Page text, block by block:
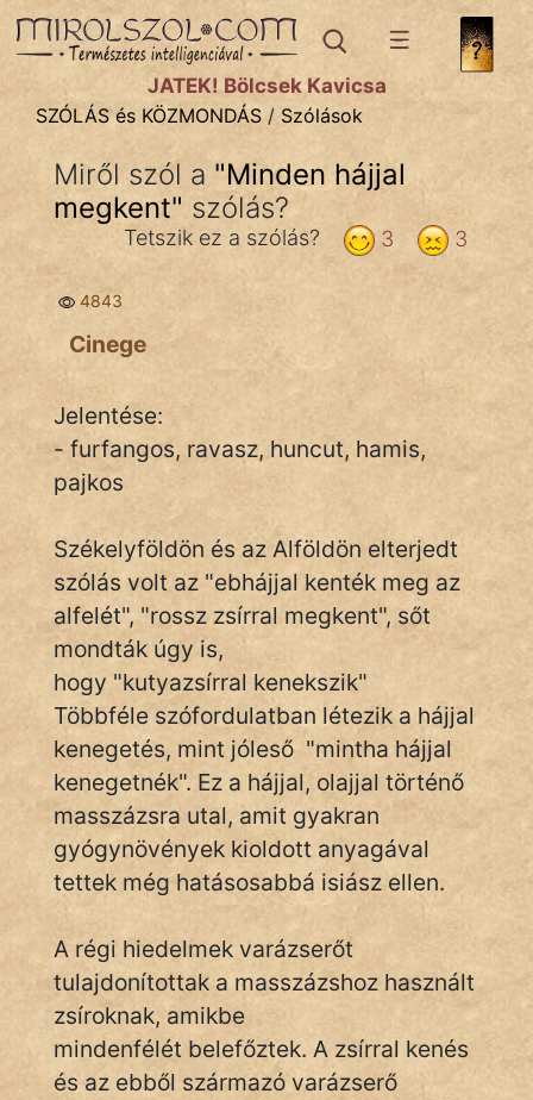
SZÓLÁS ÉS KÖZMONDÁStémák:
Bibliai
Közmondások
Szállóigék
Szóláscsoportok
Szólások
Tréfás
IRODALOM
SZÓLÁS
És
KÖZMONDÁS
PSZICHO
ZENE
FILM
ÉLETMÓD
MAGYARSÁG
És
TÖRTÉNELEM
JÁTÉK! Bölcsek Kavicsa
SZÓLÁS és KÖZMONDÁS / Szólások
Miről szól a "Minden hájjal
megkent" szólás?
3
3
Tetszik ez a szólás?
4843
Cinege
Jelentése:
- furfangos, ravasz, huncut, hamis,
pajkos
Székelyföldön és az Alföldön elterjedt
szólás volt az "ebhájjal kenték meg az
alfelét", "rossz zsírral megkent", sőt
mondták úgy is,
hogy "kutyazsírral kenekszik"
Többféle szófordulatban létezik a hájjal
kenegetés, mint jóleső "mintha hájjal
kenegetnék". Ez a hájjal, olajjal történő
masszázsra utal, amit gyakran
gyógynövények kioldott anyagával
tettek még hatásosabbá isiász ellen.
A régi hiedelmek varázserőt
tulajdonítottak a masszázshoz használt
zsíroknak, amikbe
mindenfélét belefőztek. A zsírral kenés
és az ebből származó varázserő